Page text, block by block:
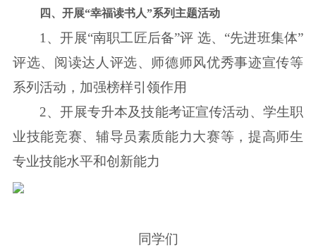
四、开展“幸福读书人”系列主题活动
1、开展“南职工匠后备”评 选、“先进班集体”
评选、阅读达人评选、师德师风优秀事迹宣传等
系列活动，加强榜样引领作用
2、开展专升本及技能考证宣传活动、学生职
业技能竞赛、辅导员素质能力大赛等，提高师生
专业技能水平和创新能力
同学们